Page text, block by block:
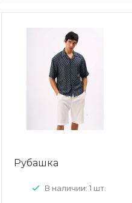
Рубашка
В наличии: 1 шт.